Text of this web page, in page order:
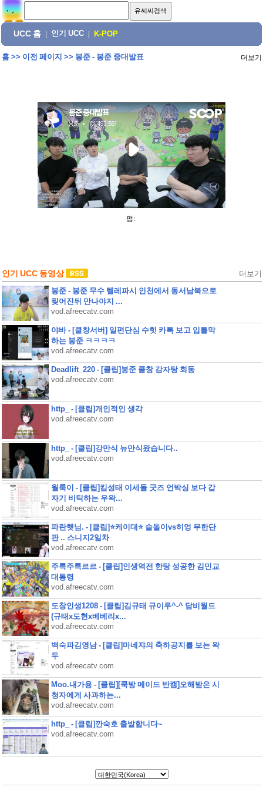
UCC 홈 인기 UCC K-POP
홈>> 이전 페이지 >> 봉준 - 봉준 중대발표 더보기
펌:
인기 UCC 동영상 더보기
봉준 - 봉준 무수 텔레파시 인천에서 동서남북으로
찢어진뒤 만나야지 ...
vod.afreecatv.com
야바 - [클창서버] 일편단심 수힛 카톡 보고 입틀막
하는 봉준 ㅋㅋㅋㅋ
vod.afreecatv.com
Deadlift_220 - [클립]봉준 클창 감자탕 회동
vod.afreecatv.com
http_ - [클립]개인적인 생각
vod.afreecatv.com
http_ - [클립]강만식 뉴만식왔습니다..
vod.afreecatv.com
월룩이 - [클립]킴성태 이세돌 굿즈 언박싱 보다 갑
자기 비틱하는 우왁...
vod.afreecatv.com
파란햇님. - [클립]⭐케이대⭐ 슬돌이vs히엉 무한단
판 .. 스니지2일차
vod.afreecatv.com
주륵주륵르르 - [클립]인생역전 한탕 성공한 김민교
대통령
vod.afreecatv.com
도창인생1208 - [클립]김규태 규이루^-^ 담비월드
(규태x도현x베베리x...
vod.afreecatv.com
백숙파김영남 - [클립]마네쟈의 축하공지를 보는 왁
두
vod.afreecatv.com
Moo.내가용 - [클립][쿡방 메이드 반캠]오해받은 시
청자에게 사과하는...
vod.afreecatv.com
http_ - [클립]깐숙호 출발합니다~
vod.afreecatv.com